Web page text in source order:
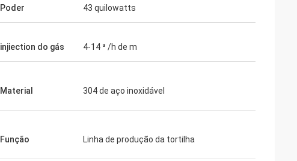
Poder 43 quilowatts
injiection do gás 4-14 ³ /h de m
Material 304 de aço inoxidável
Função Linha de produção da tortilha